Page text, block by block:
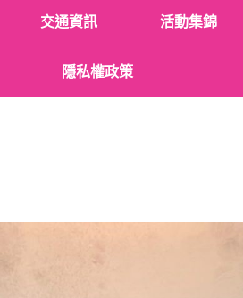
交通資訊 活動集錦
隱私權政策